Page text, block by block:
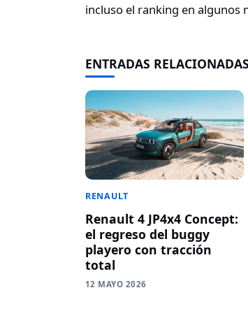
incluso el ranking en algunos
ENTRADAS RELACIONADAS
RENAULT
Renault 4 JP4x4 Concept:
el regreso del buggy
playero con tracción
total
12 MAYO 2026